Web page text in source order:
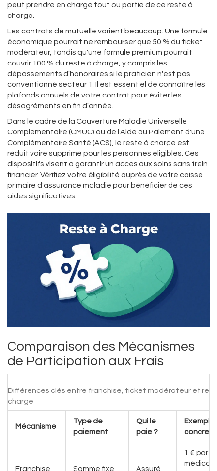
peut prendre en charge tout ou partie de ce reste à
charge.
Les contrats de mutuelle varient beaucoup. Une formule
économique pourrait ne rembourser que 50 % du ticket
modérateur, tandis qu'une formule premium pourrait
couvrir 100 % du reste à charge, y compris les
dépassements d'honoraires si le praticien n'est pas
conventionné secteur 1. Il est essentiel de connaître les
plafonds annuels de votre contrat pour éviter les
désagréments en fin d'année.
Dans le cadre de la Couverture Maladie Universelle
Complémentaire (CMUC) ou de l'Aide au Paiement d'une
Complémentaire Santé (ACS), le reste à charge est
réduit voire supprimé pour les personnes éligibles. Ces
dispositifs visent à garantir un accès aux soins sans frein
financier. Vérifiez votre éligibilité auprès de votre caisse
primaire d'assurance maladie pour bénéficier de ces
aides significatives.
Comparaison des Mécanismes
de Participation aux Frais
Différences clés entre franchise, ticket modérateur et
charge
Mécanisme
Type de
paiement
Qui le
paie ?
Exemple
concret
Franchise Somme fixe Assuré
1 € par